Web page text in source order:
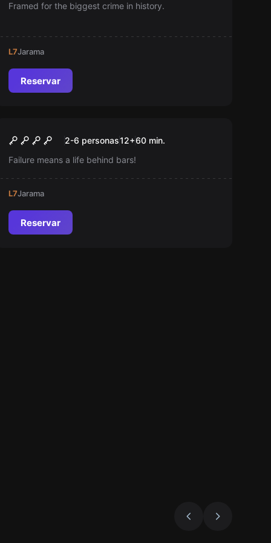
Framed for the biggest crime in history.
L7Jarama
Reservar
Nuevo
Mansion Murder
2-6 personas12+60 min.
Failure means a life behind bars!
L7Jarama
Reservar